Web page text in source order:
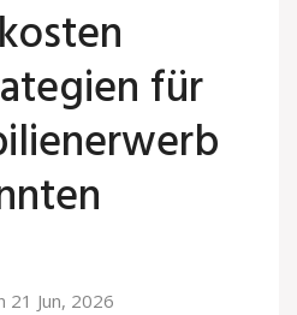
für
21 Jun, 2026